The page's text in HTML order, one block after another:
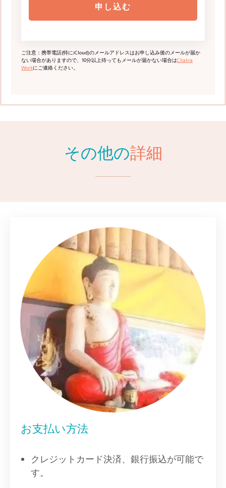
申し込む
ご注意：携帯電話(特にiCloud)のメールアドレスはお申し込み後のメールが届か
ない場合がありますので、10分以上待ってもメールが届かない場合はChakra
Workにご連絡ください。
その他の詳細
お支払い方法
クレジットカード決済、銀行振込が可能で
す。